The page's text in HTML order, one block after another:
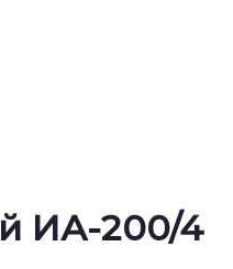
ИА-200/4